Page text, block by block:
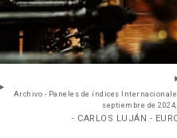
Archivo - Paneles de índices
septiembre de
- CARLOS LUJÁN -